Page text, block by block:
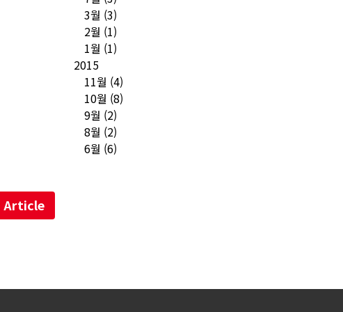
3월 (3)
2월 (1)
1월 (1)
2015
11월 (4)
10월 (8)
9월 (2)
8월 (2)
6월 (6)
Article